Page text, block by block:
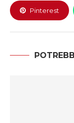
Pinterest